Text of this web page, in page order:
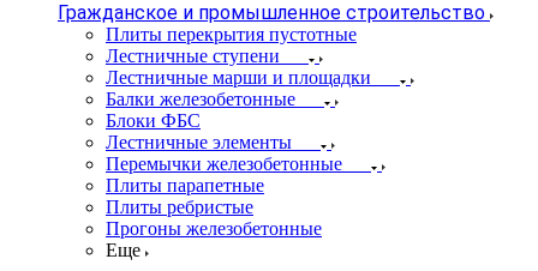
Гражданское и промышленное строительство
Плиты перекрытия пустотные
Лестничные ступени
Лестничные марши и площадки
Балки железобетонные
Блоки ФБС
Лестничные элементы
Перемычки железобетонные
Плиты парапетные
Плиты ребристые
Прогоны железобетонные
Еще